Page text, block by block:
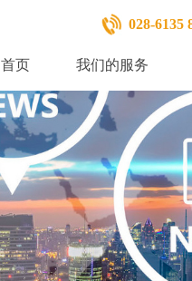
028-6135
首页 我们的服务